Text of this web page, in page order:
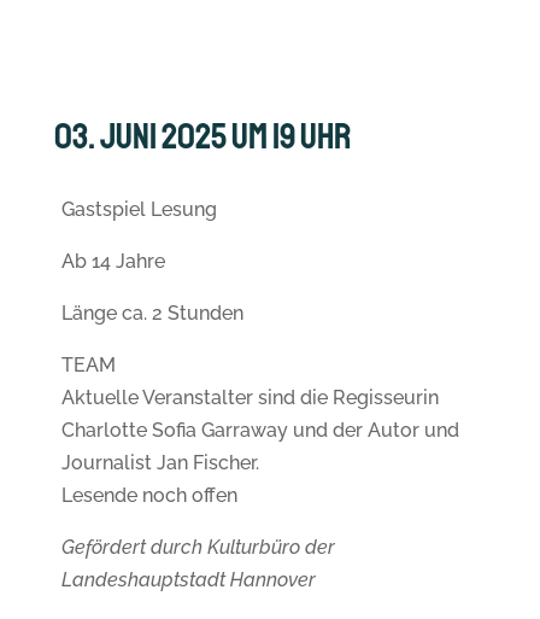
03. Juni 2025 um 19 Uhr
Gastspiel Lesung
Ab 14 Jahre
Länge ca. 2 Stunden
TEAM
Aktuelle Veranstalter sind die Regisseurin
Charlotte Sofia Garraway und der Autor und
Journalist Jan Fischer.
Lesende noch offen
Gefördert durch Kulturbüro der
Landeshauptstadt Hannover